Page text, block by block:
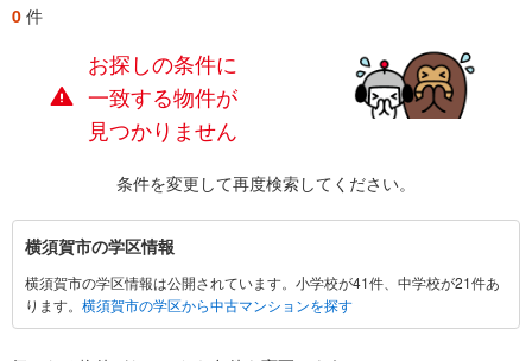
0 件
お探しの条件に
一致する物件が
見つかりません
条件を変更して再度検索してください。
横
須
賀
市
横須賀市の学区情報
横須賀市の学区情報は公開されています。小学校が41件、中学校が21件あ
ります。 横須賀市の学区から中古マンションを探す